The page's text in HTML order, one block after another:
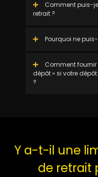
Comment puis-
retrait ?
Pourquoi ne
Comment
dépôt » si votre
?
Y a-t-il une
de retrait